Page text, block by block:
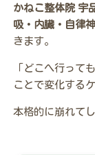
かねこ整体院 宇
吸・内臓・自律
きます。
「どこへ行って
ことで変化する
本格的に崩れて